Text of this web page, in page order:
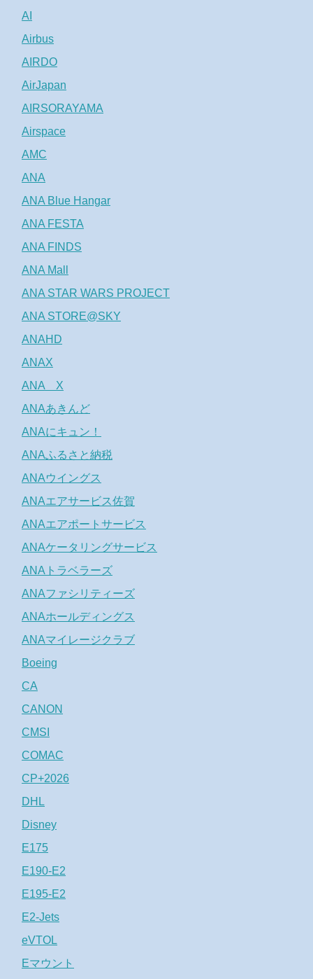
AI
Airbus
AIRDO
AirJapan
AIRSORAYAMA
Airspace
AMC
ANA
ANA Blue Hangar
ANA FESTA
ANA FINDS
ANA Mall
ANA STAR WARS PROJECT
ANA STORE@SKY
ANAHD
ANAX
ANA X
ANAあきんど
ANAにキュン！
ANAふるさと納税
ANAウイングス
ANAエアサービス佐賀
ANAエアポートサービス
ANAケータリングサービス
ANAトラベラーズ
ANAファシリティーズ
ANAホールディングス
ANAマイレージクラブ
Boeing
CA
CANON
CMSI
COMAC
CP+2026
DHL
Disney
E175
E190-E2
E195-E2
E2-Jets
eVTOL
Eマウント